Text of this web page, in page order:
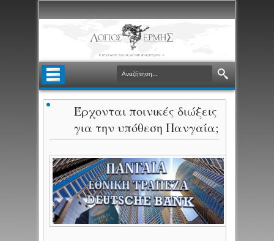
Έρχονται ποινικές διώξεις
για την υπόθεση Πανγαία;